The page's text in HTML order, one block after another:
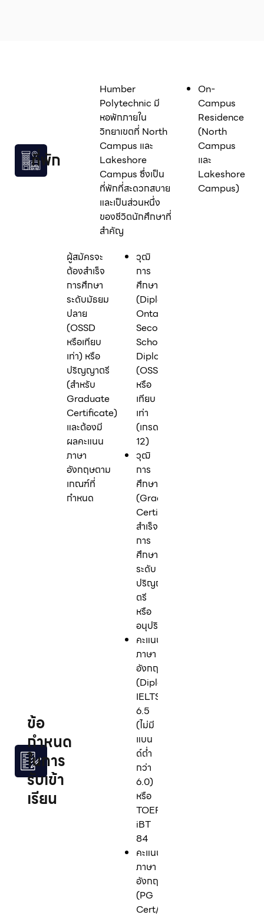
ที่พัก
Humber
Polytechnic มี
หอพักภายใน
วิทยาเขตที่ North
Campus และ
Lakeshore
Campus ซึ่งเป็น
ที่พักที่สะดวกสบาย
และเป็นส่วนหนึ่ง
ของชีวิตนักศึกษาที่
สำคัญ
On-
Campus
Residence
(North
Campus
และ
Lakeshore
Campus)
ข้อ
กำหนด
ในการ
รับเข้า
เรียน
ผู้สมัครจะ
ต้องสำเร็จ
การศึกษา
ระดับมัธยม
ปลาย
(OSSD
หรือเทียบ
เท่า) หรือ
ปริญญาตรี
(สำหรับ
Graduate
Certificate)
และต้องมี
ผลคะแนน
ภาษา
อังกฤษตาม
เกณฑ์ที่
กำหนด
วุฒิ
การ
ศึกษา
(Diploma/Degree):
Ontario
Secondary
School
Diploma
(OSSD)
หรือ
เทียบ
เท่า
(เกรด
12)
วุฒิ
การ
ศึกษา
(Graduate
Certificate):
สำเร็จ
การ
ศึกษา
ระดับ
ปริญญา
ตรี
หรือ
อนุปริญญา
คะแนน
ภาษา
อังกฤษ
(Diploma):
IELTS
6.5
(ไม่มี
แบน
ด์ต่ำ
กว่า
6.0)
หรือ
TOEFL
iBT
84
คะแนน
ภาษา
อังกฤษ
(PG
Cert/Degree):